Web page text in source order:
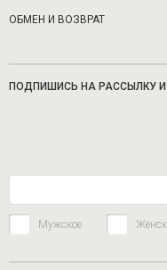
ОБМЕН И ВОЗВРАТ
ПОДПИШИСЬ НА РАССЫЛКУ
Мужское